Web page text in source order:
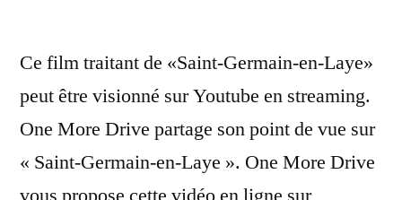
Ce film traitant de «Saint-Germain-en-Laye»
peut être visionné sur Youtube en streaming.
One More Drive partage son point de vue sur
« Saint-Germain-en-Laye ». One More Drive